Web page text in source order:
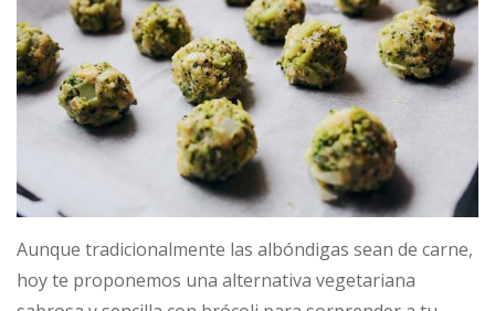
Aunque tradicionalmente las albóndigas sean de carne,
hoy te proponemos una alternativa vegetariana